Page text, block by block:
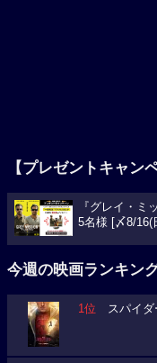
5名様 [〆8/16(
今週の映画ランキン
2位 映画ちい